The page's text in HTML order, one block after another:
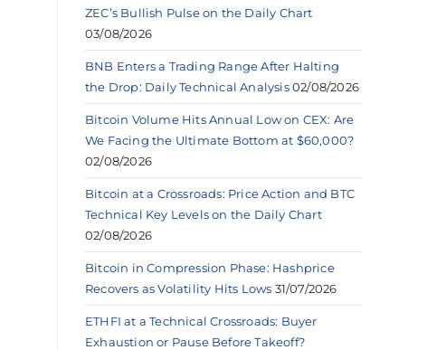
ZEC’s Bullish Pulse on the Daily Chart
03/08/2026
BNB Enters a Trading Range After Halting
the Drop: Daily Technical Analysis 02/08/2026
Bitcoin Volume Hits Annual Low on CEX: Are
We Facing the Ultimate Bottom at $60,000?
02/08/2026
Bitcoin at a Crossroads: Price Action and BTC
Technical Key Levels on the Daily Chart
02/08/2026
Bitcoin in Compression Phase: Hashprice
Recovers as Volatility Hits Lows 31/07/2026
ETHFI at a Technical Crossroads: Buyer
Exhaustion or Pause Before Takeoff?